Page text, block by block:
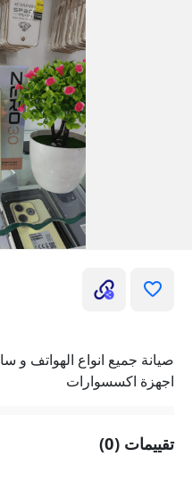
اجهزة اكسسوارات
تقييمات (0)